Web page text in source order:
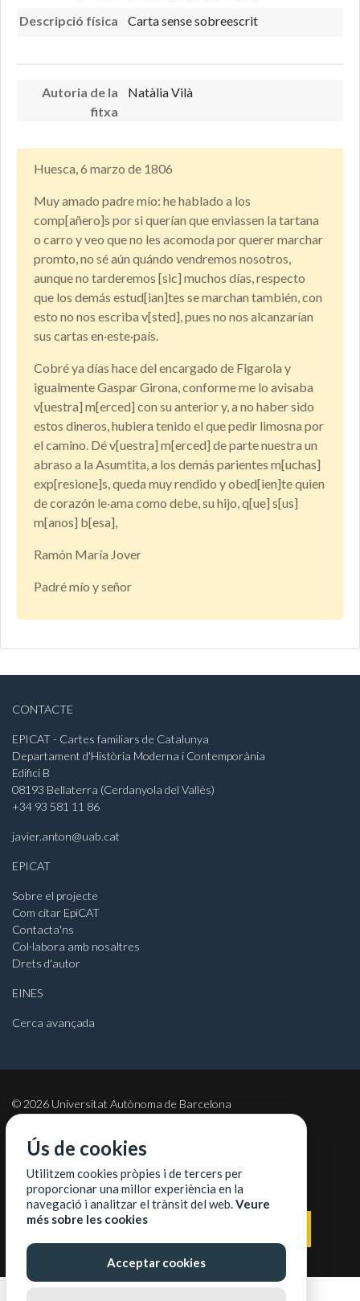
Descripció física
Carta sense sobreescrit
Autoria de la
fitxa
Natàlia Vilà
Huesca, 6 marzo de 1806
Muy amado padre mío: he hablado a los
comp[añero]s por si querían que enviassen la tartana
o carro y veo que no les acomoda por querer marchar
promto, no sé aún quándo vendremos nosotros,
aunque no tarderemos [sic] muchos días, respecto
que los demás estud[ian]tes se marchan también, con
esto no nos escriba v[sted], pues no nos alcanzarían
sus cartas en·este·país.
Cobré ya días hace del encargado de Figarola y
igualmente Gaspar Girona, conforme me lo avisaba
v[uestra] m[erced] con su anterior y, a no haber sido
estos dineros, hubiera tenido el que pedir limosna por
el camino. Dé v[uestra] m[erced] de parte nuestra un
abraso a la Asumtita, a los demás parientes m[uchas]
exp[resione]s, queda muy rendido y obed[ien]te quien
de corazón le·ama como debe, su hijo, q[ue] s[us]
m[anos] b[esa],
Ramón María Jover
Padré mío y señor
CONTACTE
EPICAT - Cartes familiars de Catalunya
Departament d'Història Moderna i Contemporània
Edifici B
08193 Bellaterra (Cerdanyola del Vallès)
+34 93 581 11 86
javier.anton@uab.cat
EPICAT
Sobre el projecte
Com citar EpiCAT
Contacta'ns
Col·labora amb nosaltres
Drets d'autor
EINES
Cerca avançada
© 2026 Universitat Autònoma de Barcelona
COL·LABORADORS
Ús de cookies
Utilitzem cookies pròpies i de tercers per
proporcionar una millor experiència en la
navegació i analitzar el trànsit del web.Veure
més sobre les cookies
Acceptar cookies